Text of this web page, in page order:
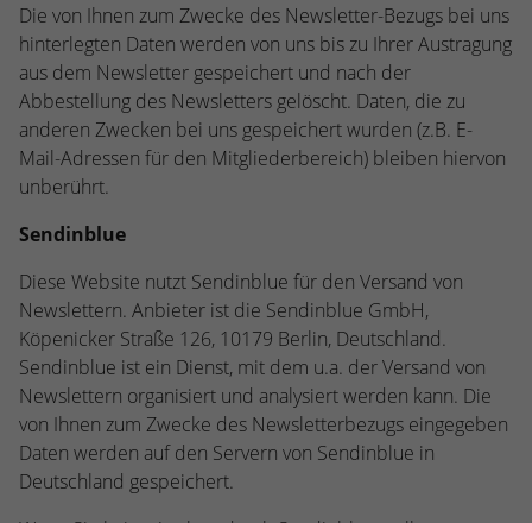
Die von Ihnen zum Zwecke des Newsletter-Bezugs bei uns
hinterlegten Daten werden von uns bis zu Ihrer Austragung
aus dem Newsletter gespeichert und nach der
Abbestellung des Newsletters gelöscht. Daten, die zu
anderen Zwecken bei uns gespeichert wurden (z.B. E-
Mail-Adressen für den Mitgliederbereich) bleiben hiervon
unberührt.
Sendinblue
Diese Website nutzt Sendinblue für den Versand von
Newslettern. Anbieter ist die Sendinblue GmbH,
Köpenicker Straße 126, 10179 Berlin, Deutschland.
Sendinblue ist ein Dienst, mit dem u.a. der Versand von
Newslettern organisiert und analysiert werden kann. Die
von Ihnen zum Zwecke des Newsletterbezugs eingegeben
Daten werden auf den Servern von Sendinblue in
Deutschland gespeichert.